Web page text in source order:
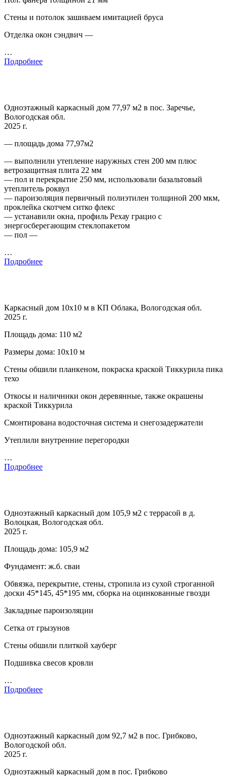
Стены и потолок зашиваем имитацией бруса
Отделка окон сэндвич —
…
Подробнее
Одноэтажный каркасный дом 77,97 м2 в пос. Заречье,
Вологодская обл.
2025 г.
— площадь дома 77,97м2
— выполнили утепление наружных стен 200 мм плюс
ветрозащитная плита 22 мм
— пол и перекрытие 250 мм, использовали базальтовый
утеплитель роквул
— пароизоляция первичный полиэтилен толщиной 200 мкм,
проклейка скотчем ситко флекс
— устанавили окна, профиль Рехау грацио с
энергосберегающим стеклопакетом
— пол —
…
Подробнее
Каркасный дом 10х10 м в КП Облака, Вологодская обл.
2025 г.
Площадь дома: 110 м2
Размеры дома: 10х10 м
Стены обшили планкеном, покраска краской Тиккурила пика
техо
Откосы и наличники окон деревянные, также окрашены
краской Тиккурила
Смонтирована водосточная система и снегозадержатели
Утеплили внутренние перегородки
…
Подробнее
Одноэтажный каркасный дом 105,9 м2 с террасой в д.
Волоцкая, Вологодская обл.
2025 г.
Площадь дома: 105,9 м2
Фундамент: ж.б. сваи
Обвязка, перекрытие, стены, стропила из сухой строганной
доски 45*145, 45*195 мм, сборка на оцинкованные гвозди
Закладные пароизоляции
Сетка от грызунов
Стены обшили плиткой хауберг
Подшивка свесов кровли
…
Подробнее
Одноэтажный каркасный дом 92,7 м2 в пос. Грибково,
Вологодской обл.
2025 г.
Одноэтажный каркасный дом в пос. Грибково